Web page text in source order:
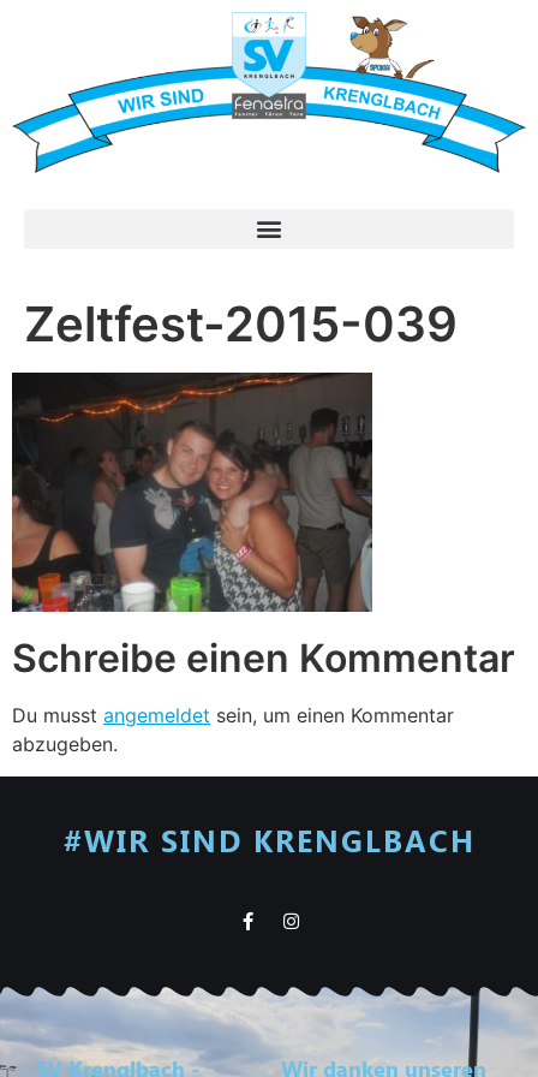
Zeltfest-2015-039
Schreibe einen Kommentar
Du musst angemeldet sein, um einen Kommentar
abzugeben.
#WIR SIND KRENGLBACH
SV Krenglbach - Wir danken unseren